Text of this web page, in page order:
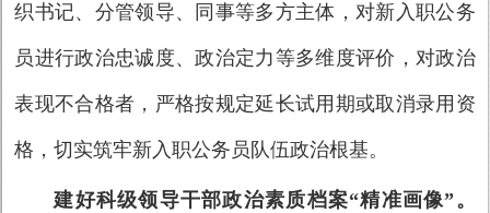
织书记、分管领导、同事等多方主体，对新入职公务
员进行政治忠诚度、政治定力等多维度评价，对政治
表现不合格者，严格按规定延长试用期或取消录用资
格，切实筑牢新入职公务员队伍政治根基。
建好科级领导干部政治素质档案“精准画像”。